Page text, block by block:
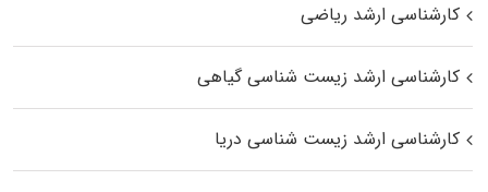
کارشناسی ارشد ریاضی
کارشناسی ارشد زیست‌ شناسی گیاهی
کارشناسی ارشد زیست‌ شناسی دریا